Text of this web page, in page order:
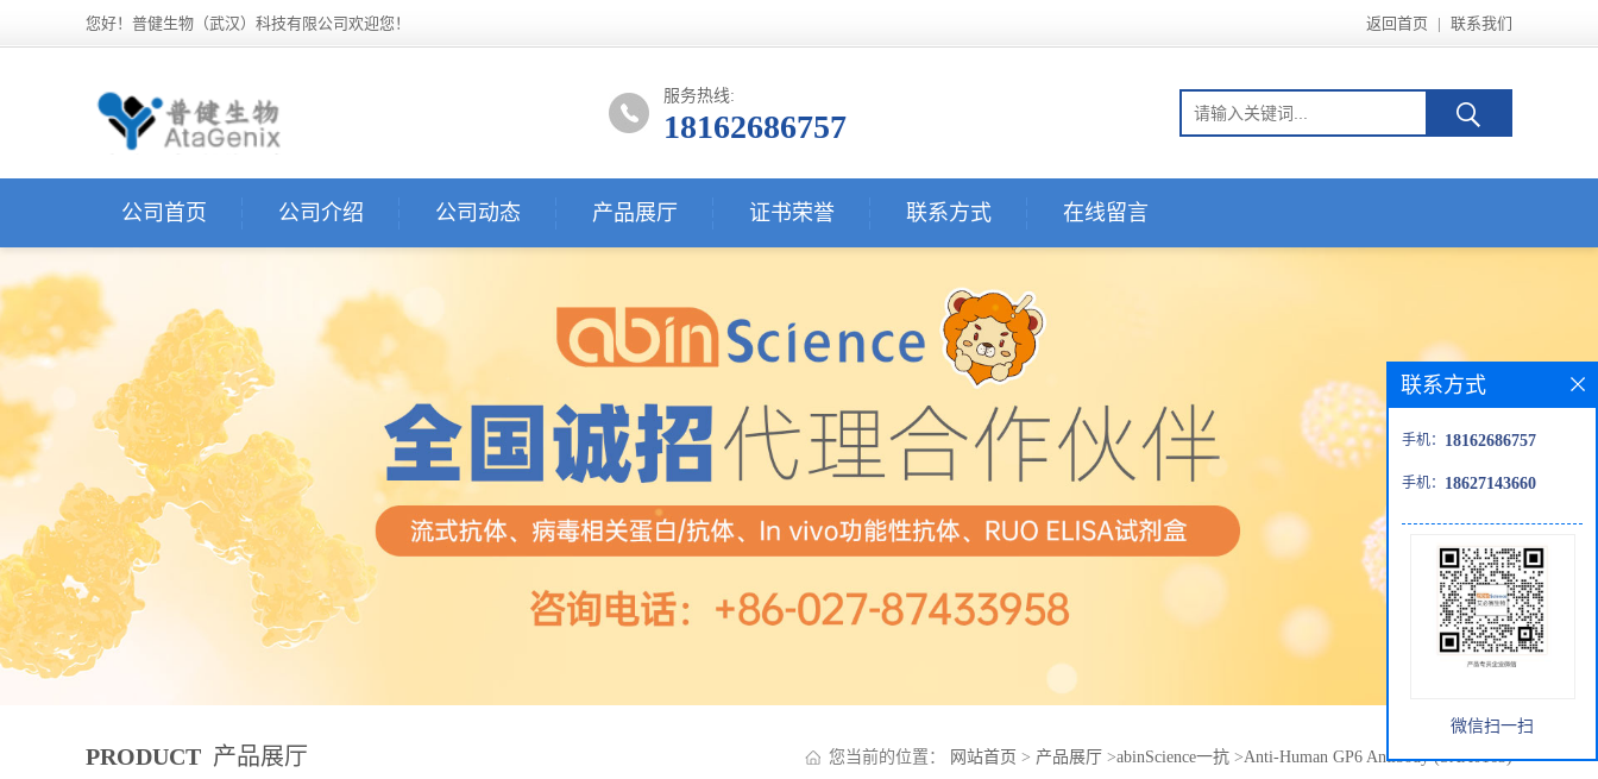
您好！普健生物（武汉）科技有限公司欢迎您！ 返回首页 | 联系我们
服务热线:
18162686757
公司首页 公司介绍 公司动态 产品展厅 证书荣誉 联系方式 在线留言
PRODUCT 产品展厅 您当前的位置： 网站首页 > 产品展厅 >abinScience一抗 >Anti-Human GP6 Antibody (SAA0163)
联系方式
手机： 18162686757
手机： 18627143660
微信扫一扫